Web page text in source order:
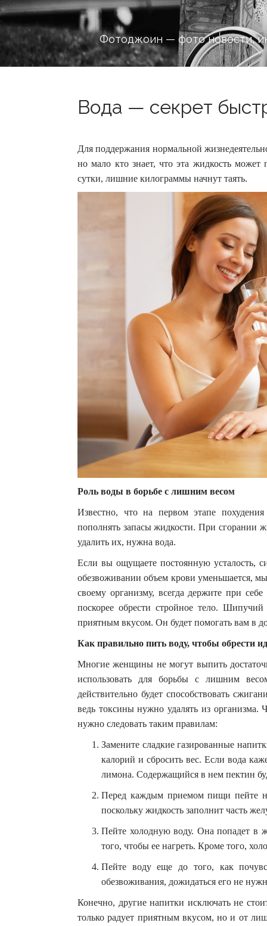
Фотоджоин — фото новости,
Вода — секрет
Для поддержания нормальной
но мало кто знает, что эта жидкость
сутки, лишние килограммы начнут таять.
Роль воды в борьбе с лишним весом
Известно, что на первом этапе
пополнять запасы жидкости. При сгорании
удалить их, нужна вода.
Если вы ощущаете постоянную усталость,
обезвоживании объем крови уменьшается,
своему организму, всегда держите при
поскорее обрести стройное тело.
приятным вкусом. Он будет помогать вам в
Как правильно пить воду, чтобы обрести
Многие женщины не могут выпить
использовать для борьбы с лишним
действительно будет способствовать
ведь токсины нужно удалять из
нужно следовать таким правилам:
Замените сладкие газированные
калорий и сбросить вес. Если вода
лимона. Содержащийся в нем пектин
Перед каждым приемом пищи пейте
поскольку жидкость заполнит часть
Пейте холодную воду. Она попадет в
того, чтобы ее нагреть. Кроме того,
Пейте воду еще до того, как
обезвоживания, дожидаться его не
Конечно, другие напитки исключать не
только радует приятным вкусом, но и от